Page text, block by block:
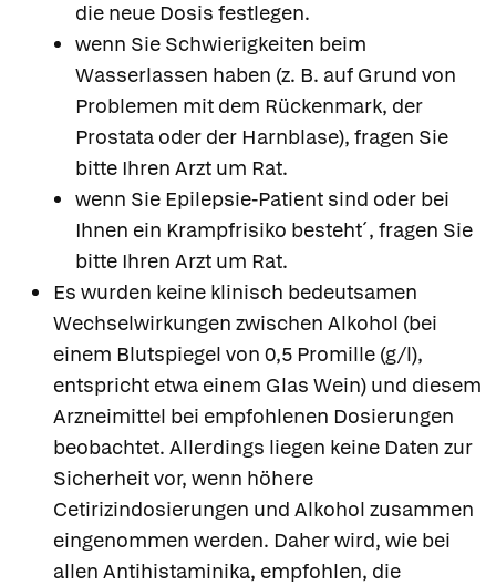
die neue Dosis festlegen.
wenn Sie Schwierigkeiten beim
Wasserlassen haben (z. B. auf Grund von
Problemen mit dem Rückenmark, der
Prostata oder der Harnblase), fragen Sie
bitte Ihren Arzt um Rat.
wenn Sie Epilepsie-Patient sind oder bei
Ihnen ein Krampfrisiko besteht´, fragen Sie
bitte Ihren Arzt um Rat.
Es wurden keine klinisch bedeutsamen
Wechselwirkungen zwischen Alkohol (bei
einem Blutspiegel von 0,5 Promille (g/l),
entspricht etwa einem Glas Wein) und diesem
Arzneimittel bei empfohlenen Dosierungen
beobachtet. Allerdings liegen keine Daten zur
Sicherheit vor, wenn höhere
Cetirizindosierungen und Alkohol zusammen
eingenommen werden. Daher wird, wie bei
allen Antihistaminika, empfohlen, die